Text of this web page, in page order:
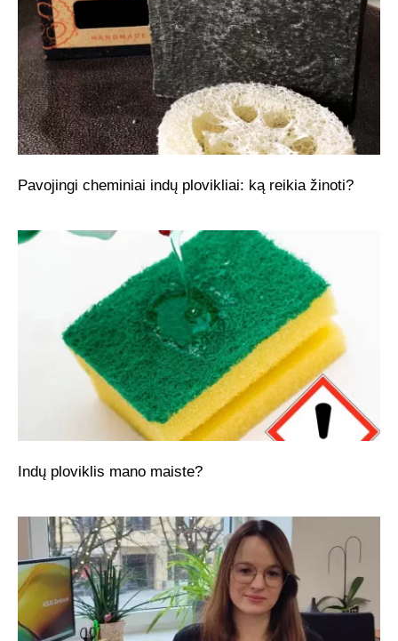
Pavojingi cheminiai indų plovikliai: ką reikia žinoti?
Indų ploviklis mano maiste?